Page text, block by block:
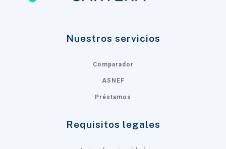
Nuestros servicios
Comparador
ASNEF
Préstamos
Requisitos legales